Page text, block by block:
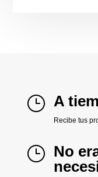
} A
Recibe tus
} No